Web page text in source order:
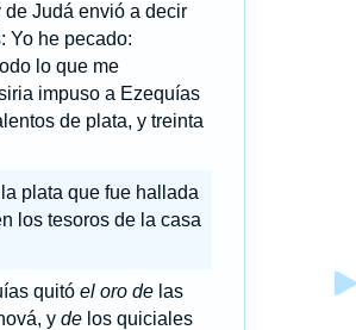
Judá envió a decir
Yo he pecado:
lo que me
impuso a Ezequías
de plata, y treinta
plata que fue hallada
los tesoros de la casa
quitó el oro delas
y delos quiciales